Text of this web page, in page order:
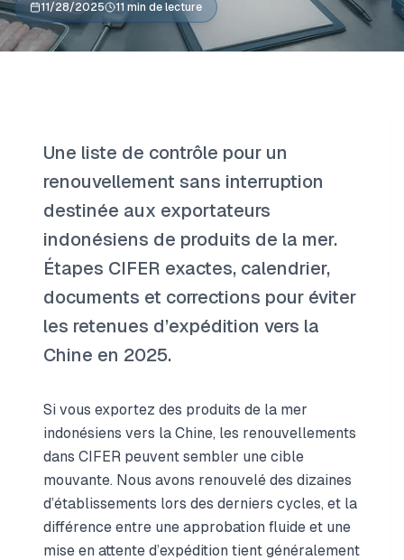
11/28/2025 11 min de lecture
Une liste de contrôle pour un
renouvellement sans interruption
destinée aux exportateurs
indonésiens de produits de la mer.
Étapes CIFER exactes, calendrier,
documents et corrections pour éviter
les retenues d’expédition vers la
Chine en 2025.
Si vous exportez des produits de la mer
indonésiens vers la Chine, les renouvellements
dans CIFER peuvent sembler une cible
mouvante. Nous avons renouvelé des dizaines
d’établissements lors des derniers cycles, et la
différence entre une approbation fluide et une
mise en attente d’expédition tient généralement